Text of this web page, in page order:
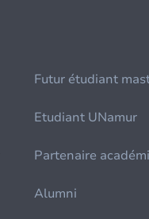
Futur étudiant
Etudiant UNamur
Partenaire
Alumni